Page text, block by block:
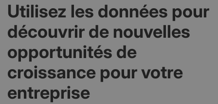
Utilisez les données pour
découvrir de nouvelles
opportunités de
croissance pour votre
entreprise